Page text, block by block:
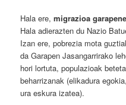
Hala ere,migrazioa
Hala adierazten du Nazio
Izan ere, pobrezia mota
da Garapen Jasangarrirako
hori lortuta, populazioak
beharrizanak (elikadura
ura eskura izatea).